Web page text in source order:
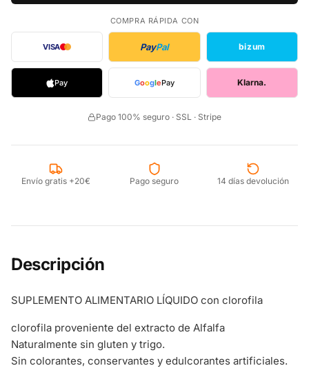
COMPRA RÁPIDA CON
VISA PayPal bizum
Pay GooglePay Klarna.
Pago 100% seguro · SSL · Stripe
Envío gratis +20€ Pago seguro 14 días devolución
Descripción
SUPLEMENTO ALIMENTARIO LÍQUIDO con clorofila
clorofila proveniente del extracto de Alfalfa
Naturalmente sin gluten y trigo.
Sin colorantes, conservantes y edulcorantes artificiales.